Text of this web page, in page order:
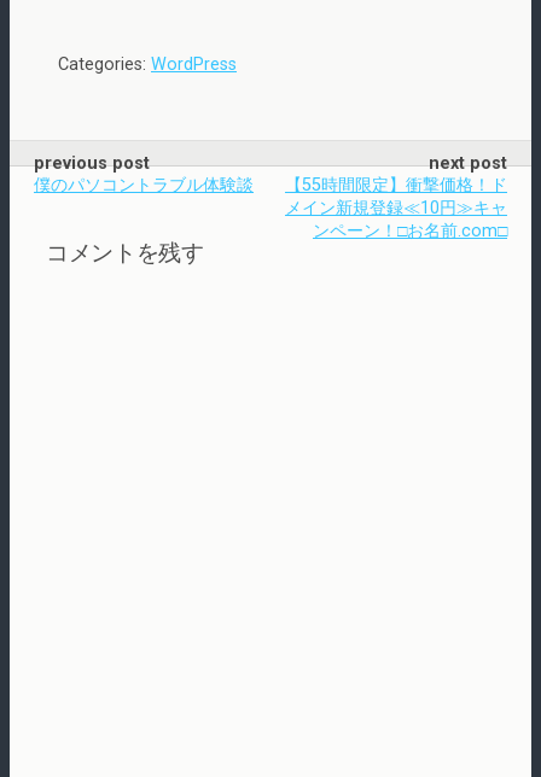
Categories: WordPress
previous post
僕のパソコントラブル体験談
next post
【55時間限定】衝撃価格！ド
メイン新規登録≪10円≫キャ
ンペーン！□お名前.com□
コメントを残す